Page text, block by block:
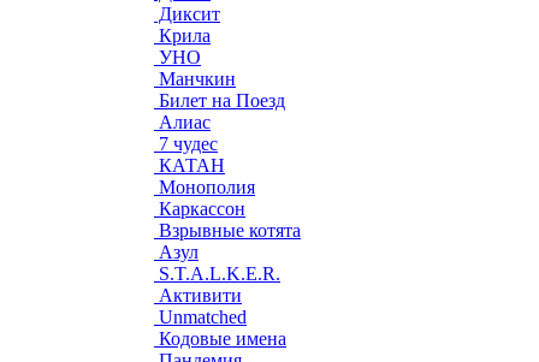
Диксит
Крила
УНО
Манчкин
Билет на Поезд
Алиас
7 чудес
КАТАН
Монополия
Каркассон
Взрывные котята
Азул
S.T.A.L.K.E.R.
Активити
Unmatched
Кодовые имена